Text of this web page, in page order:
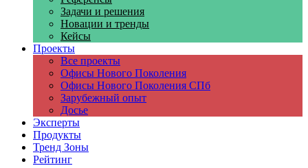
Задачи и решения
Новации и тренды
Кейсы
Проекты
Все проекты
Офисы Нового Поколения
Офисы Нового Поколения СПб
Зарубежный опыт
Досье
Эксперты
Продукты
Тренд Зоны
Рейтинг